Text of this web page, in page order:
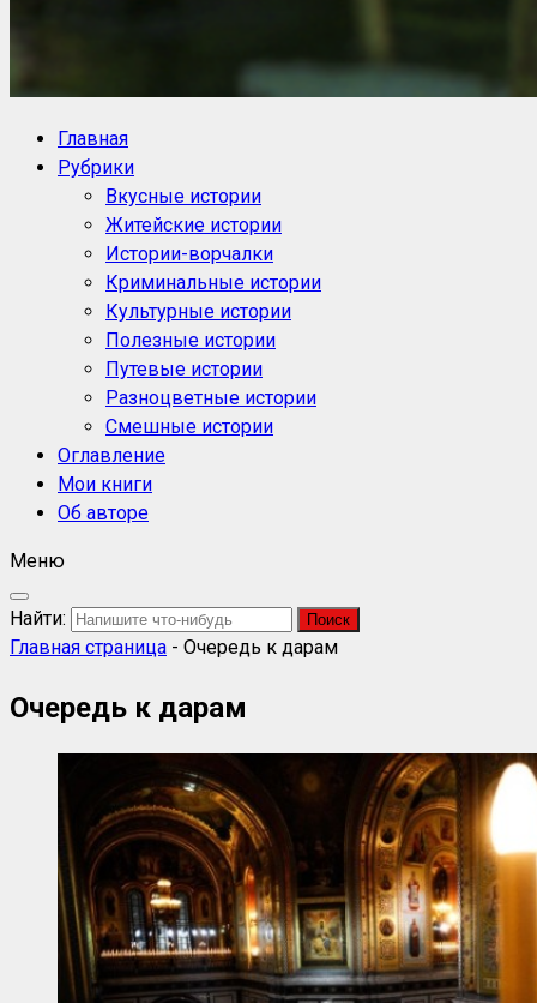
Блог историй NoorySan
Главная
Рубрики
Вкусные истории
Житейские истории
Истории-ворчалки
Криминальные истории
Культурные истории
Полезные истории
Путевые истории
Разноцветные истории
Смешные истории
Оглавление
Мои книги
Об авторе
Меню
Найти:
Главная страница - Очередь к дарам
Очередь к дарам